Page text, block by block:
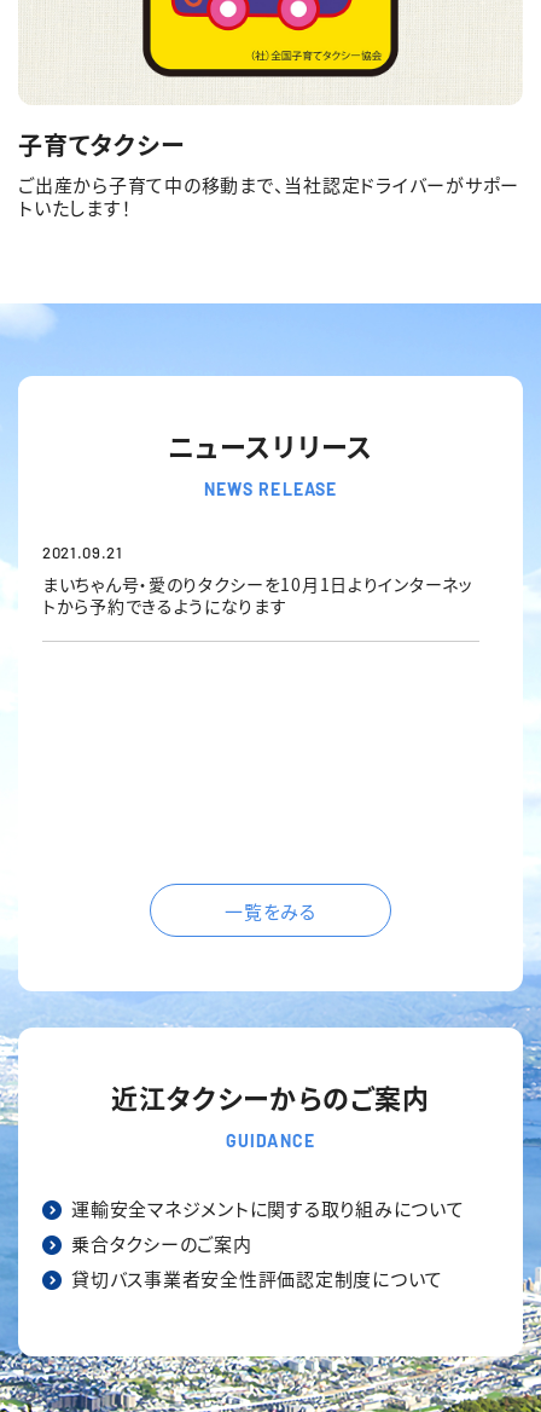
子育てタクシー
ご出産から子育て中の移動まで、当社認定ドライバーがサポー
トいたします！
ニュースリリース
NEWS RELEASE
2021.09.21
まいちゃん号・愛のりタクシーを10月1日よりインターネッ
トから予約できるようになります
一覧をみる
近江タクシーからのご案内
GUIDANCE
運輸安全マネジメントに関する取り組みについて
乗合タクシーのご案内
貸切バス事業者安全性評価認定制度について